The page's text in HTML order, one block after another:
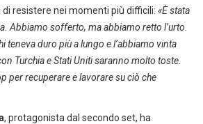
resistere nei momenti più difficili: «È stata
Abbiamo sofferto, ma abbiamo retto l’urto.
teneva duro più a lungo e l’abbiamo vinta
Turchia e Stati Uniti saranno molto toste.
per recuperare e lavorare su ciò che
, protagonista dal secondo set, ha